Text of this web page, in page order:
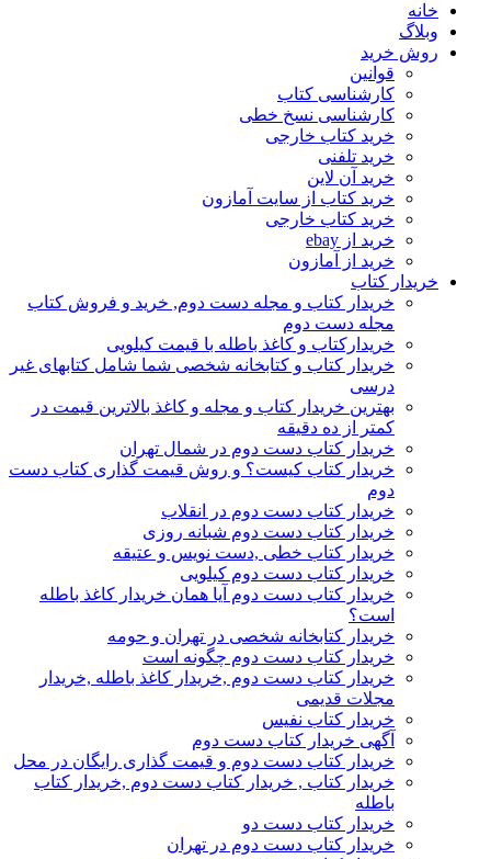
خانه
وبلاگ
روش خرید
قوانین
کارشناسی کتاب
کارشناسی نسخ خطی
خرید کتاب خارجی
خرید تلفنی
خرید آن لاین
خرید کتاب از سایت آمازون
خرید کتاب خارجی
خرید از ebay
خرید از آمازون
خریدار کتاب
خریدار کتاب و مجله دست دوم, خرید و فروش کتاب
مجله دست دوم
خریدارکتاب و کاغذ باطله با قیمت کیلویی
خریدار کتاب و کتابخانه شخصی شما شامل کتابهای غیر
درسی
بهترین خریدار کتاب و مجله و کاغذ بالاترین قیمت در
کمتر از ده دقیقه
خریدار کتاب دست دوم در شمال تهران
خریدار کتاب کیست؟ و روش قیمت گذاری کتاب دست
دوم
خریدار کتاب دست دوم در انقلاب
خریدار کتاب دست دوم شبانه روزی
خریدار کتاب خطی ,دست نویس و عتیقه
خریدار کتاب دست دوم کیلویی
خریدار کتاب دست دوم آیا همان خریدار کاغذ باطله
است؟
خریدار کتابخانه شخصی در تهران و حومه
خریدار کتاب دست دوم چگونه است
خریدار کتاب دست دوم ,خریدار کاغذ باطله ,خریدار
مجلات قدیمی
خریدار کتاب نفیس
آگهی خریدار کتاب دست دوم
خریدار کتاب دست دوم و قیمت گذاری رایگان در محل
خریدار کتاب , خریدار کتاب دست دوم ,خریدار کتاب
باطله
خریدار کتاب دست دو
خریدار کتاب دست دوم در تهران